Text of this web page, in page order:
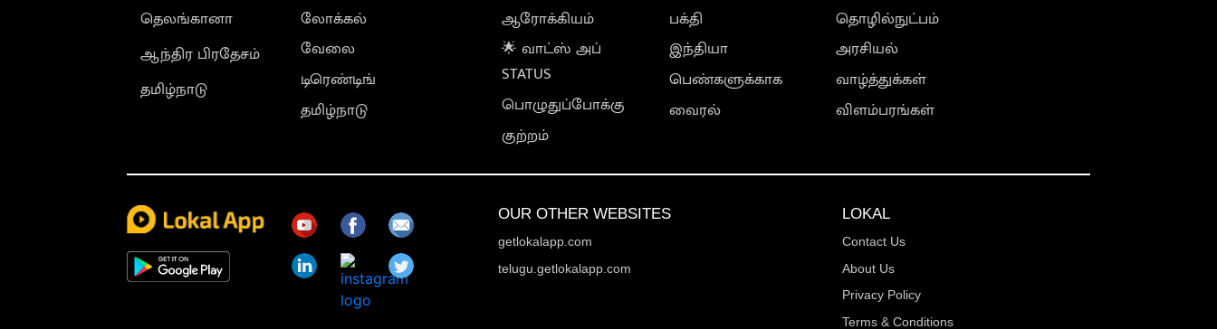
தெலங்கானா
ஆந்திர பிரதேசம்
தமிழ்நாடு
லோக்கல்
வேலை
டிரெண்டிங்
தமிழ்நாடு
ஆரோக்கியம்
🌟 வாட்ஸ் அப்
STATUS
பொழுதுப்போக்கு
குற்றம்
பக்தி
இந்தியா
பெண்களுக்காக
வைரல்
தொழில்நுட்பம்
அரசியல்
வாழ்த்துக்கள்
விளம்பரங்கள்
OUR OTHER WEBSITES
getlokalapp.com
telugu.getlokalapp.com
LOKAL
Contact Us
About Us
Privacy Policy
Terms & Conditions